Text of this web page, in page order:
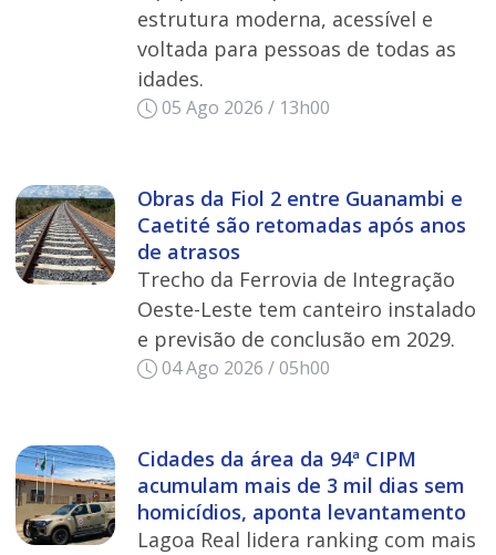
estrutura moderna, acessível e
voltada para pessoas de todas as
idades.
05 Ago 2026 / 13h00
Obras da Fiol 2 entre Guanambi e
Caetité são retomadas após anos
de atrasos
Trecho da Ferrovia de Integração
Oeste-Leste tem canteiro instalado
e previsão de conclusão em 2029.
04 Ago 2026 / 05h00
Cidades da área da 94ª CIPM
acumulam mais de 3 mil dias sem
homicídios, aponta levantamento
Lagoa Real lidera ranking com mais